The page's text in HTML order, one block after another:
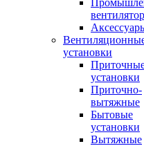
установки
установки
Приточно-
вытяжные
Бытовые
установки
Вытяжные